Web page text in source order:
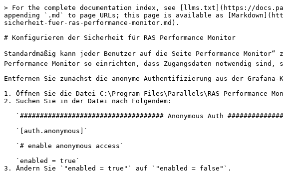
> For the complete documentation index, see [llms.txt](https://
appending `.md` to page URLs; this page is available as
sicherheit-fuer-ras-performance-monitor.md).
# Konfigurieren der Sicherheit für RAS Performance Monitor
Standardmäßig kann jeder Benutzer auf die Seite Performance
Performance Monitor so einrichten, dass Zugangsdaten notwendig
Entfernen Sie zunächst die anonyme Authentifizierung aus der
1. Öffnen Sie die Datei C:\Program Files\Parallels\RAS Performance
2. Suchen Sie in der Datei nach Folgendem:
3. Ändern Sie `"enabled = true"` auf `"enabled = false"`.